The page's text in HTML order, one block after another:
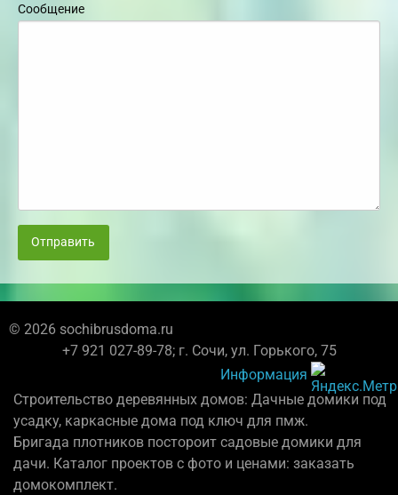
Сообщение
Отправить
© 2026 sochibrusdoma.ru
+7 921 027-89-78; г. Сочи, ул. Горького, 75
Информация
Строительство деревянных домов: Дачные домики под
усадку, каркасные дома под ключ для пмж.
Бригада плотников постороит садовые домики для
дачи. Каталог проектов с фото и ценами: заказать
домокомплект.